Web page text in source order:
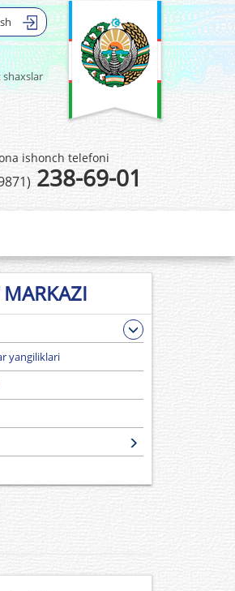
ishonch telefoni
238-69-01
yangiliklari